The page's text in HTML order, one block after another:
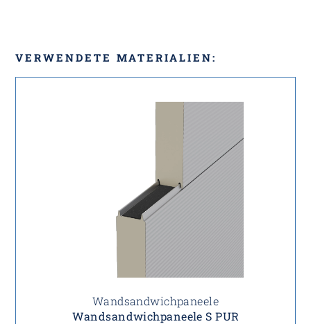
VERWENDETE MATERIALIEN:
Wandsandwichpaneele
Wandsandwichpaneele S PUR